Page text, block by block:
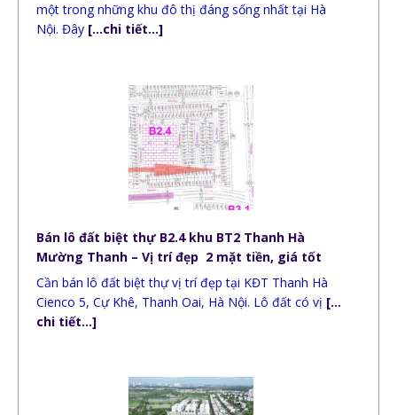
một trong những khu đô thị đáng sống nhất tại Hà
Nội. Đây […chi tiết…]
Bán lô đất biệt thự B2.4 khu BT2 Thanh Hà
Mường Thanh – Vị trí đẹp 2 mặt tiền, giá tốt
Cần bán lô đất biệt thự vị trí đẹp tại KĐT Thanh Hà
Cienco 5, Cự Khê, Thanh Oai, Hà Nội. Lô đất có vị […
chi tiết…]